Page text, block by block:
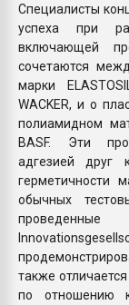
Специалисты
успеха при
включающей
сочетаются
марки
WACKER, и о
полиамидном
BASF. Эти
адгезией друг
герметичности
обычных
также
по отношению